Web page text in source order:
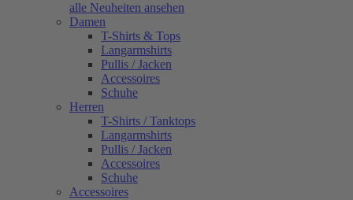
alle Neuheiten ansehen
Damen
T-Shirts & Tops
Langarmshirts
Pullis / Jacken
Accessoires
Schuhe
Herren
T-Shirts / Tanktops
Langarmshirts
Pullis / Jacken
Accessoires
Schuhe
Accessoires